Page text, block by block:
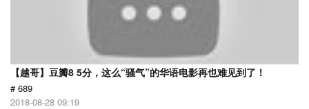
【越哥】豆瓣8 5分，这么“骚气”的华语电影再也难见到了！
# 689
2018-08-28 09:19